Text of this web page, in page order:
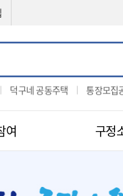
덕구네 공동주택 통장모집
여 구정